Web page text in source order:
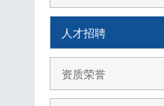
人才招聘
资质荣誉